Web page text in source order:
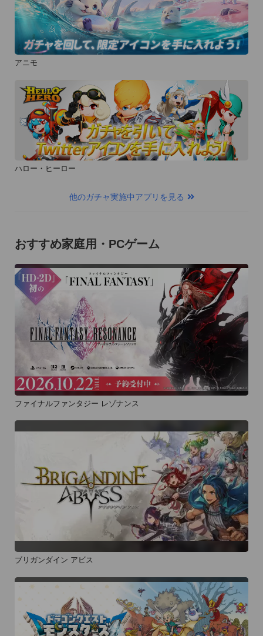
アニモ
ハロー・ヒーロー
他のガチャ実施中アプリを見る
おすすめ家庭用・PCゲーム
ファイナルファンタジー レゾナンス
ブリガンダイン アビス